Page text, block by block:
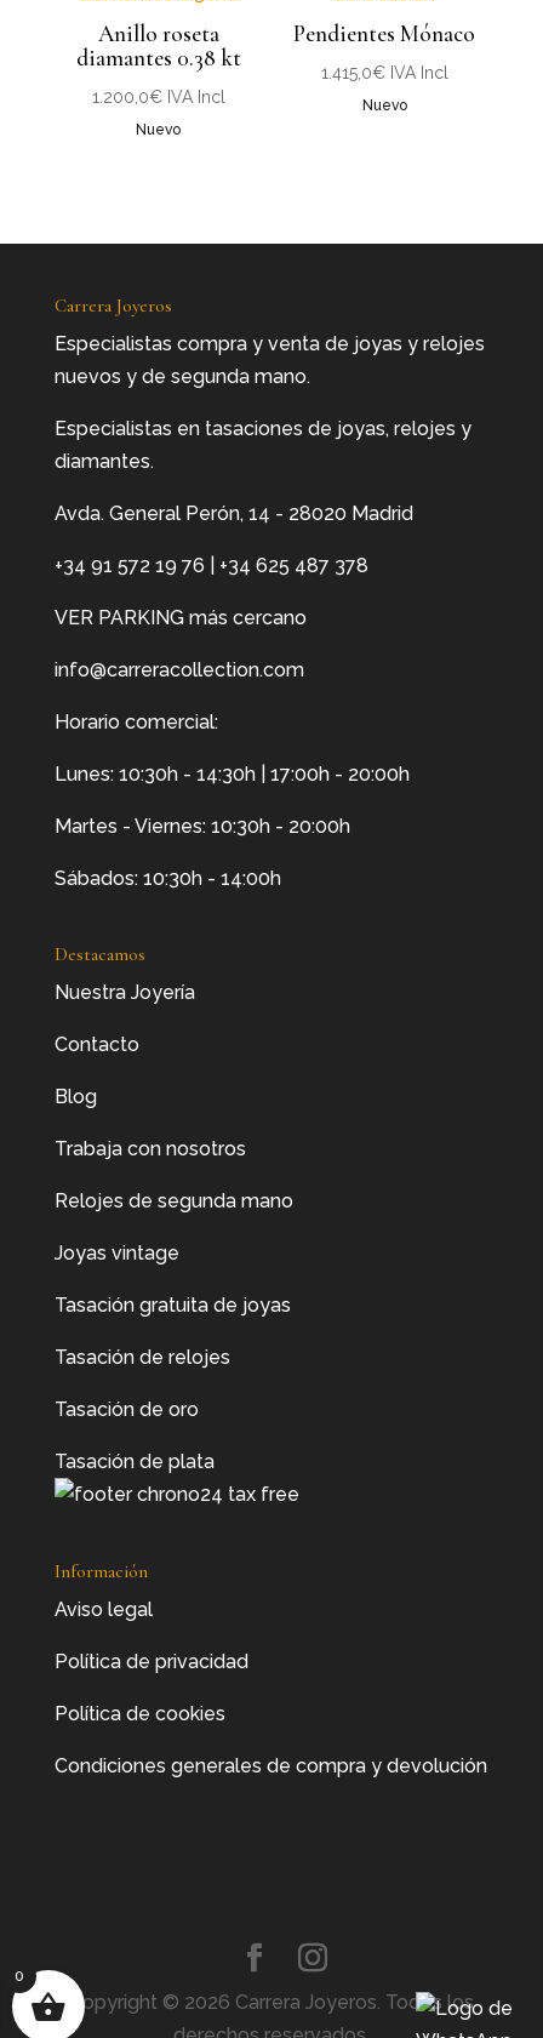
Anillo roseta
diamantes 0.38 kt
1.200,0€ IVA Incl
Nuevo
Pendientes Mónaco
1.415,0€ IVA Incl
Nuevo
Carrera Joyeros
Especialistas compra y venta de joyas y relojes
nuevos y de segunda mano.
Especialistas en tasaciones de joyas, relojes y
diamantes.
Avda. General Perón, 14 - 28020 Madrid
+34 91 572 19 76 +34 625 487 378
VER PARKING más cercano
info@carreracollection.com
Horario comercial:
Lunes: 10:30h - 14:30h | 17:00h - 20:00h
Martes - Viernes: 10:30h - 20:00h
Sábados: 10:30h - 14:00h
Destacamos
Nuestra Joyería
Contacto
Blog
Trabaja con nosotros
Relojes de segunda mano
Joyas vintage
Tasación gratuita de joyas
Tasación de relojes
Tasación de oro
Tasación de plata
Información
Aviso legal
Política de privacidad
Política de cookies
Condiciones generales de compra y devolución
Copyright © 2026 Carrera Joyeros. Todos los
0